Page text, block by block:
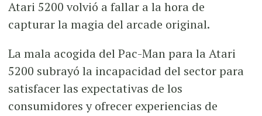
Atari 5200 volvió a fallar a la hora de
capturar la magia del arcade original.
La mala acogida del Pac-Man para la Atari
5200 subrayó la incapacidad del sector para
satisfacer las expectativas de los
consumidores y ofrecer experiencias de